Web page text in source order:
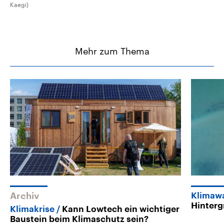
Kaegi)
Mehr zum Thema
Archiv
Klimakrise
Kann Lowtech ein wichtiger
Baustein beim Klimaschutz sein?